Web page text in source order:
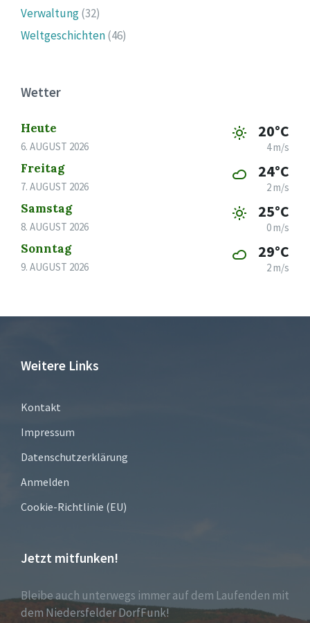
Verwaltung(32)
Weltgeschichten(46)
Wetter
Heute
6. AUGUST 2026
20°C
4 m/s
Freitag
7. AUGUST 2026
24°C
2 m/s
Samstag
8. AUGUST 2026
25°C
0 m/s
Sonntag
9. AUGUST 2026
29°C
2 m/s
Weitere Links
Kontakt
Impressum
Datenschutzerklärung
Anmelden
Cookie-Richtlinie (EU)
Jetzt mitfunken!
Bleibe auch unterwegs immer auf dem Laufenden mit
dem Niedersfelder DorfFunk!